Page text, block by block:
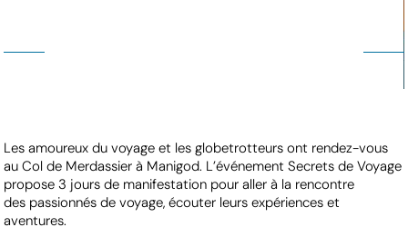
Les amoureux du voyage et les globetrotteurs ont rendez-vous
au Col de Merdassier à Manigod. L’événement Secrets de Voyage
propose 3 jours de manifestation pour aller à la rencontre
des passionnés de voyage, écouter leurs expériences et
aventures.